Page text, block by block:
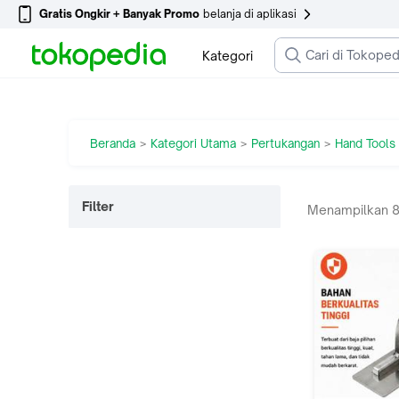
Gratis Ongkir + Banyak Promo belanja di aplikasi
Kategori
Beranda > Kategori Utama > Pertukangan > Hand Tools
Filter Menampilkan